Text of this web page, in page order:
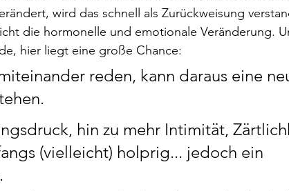
wird das schnell als Zurückweisung
die hormonelle und emotionale Veränderung.
hier liegt eine große Chance:
reden, kann daraus eine
hin zu mehr Intimität,
(vielleicht) holprig... jedoch ein